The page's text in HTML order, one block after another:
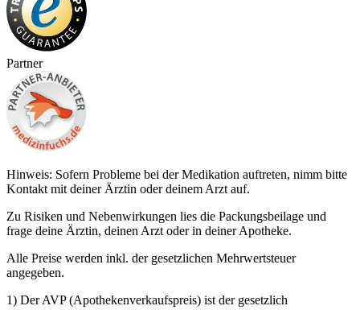
Partner
Hinweis: Sofern Probleme bei der Medikation auftreten, nimm bitte
Kontakt mit deiner Ärztin oder deinem Arzt auf.
Zu Risiken und Nebenwirkungen lies die Packungsbeilage und
frage deine Ärztin, deinen Arzt oder in deiner Apotheke.
Alle Preise werden inkl. der gesetzlichen Mehrwertsteuer
angegeben.
1) Der AVP (Apothekenverkaufspreis) ist der gesetzlich